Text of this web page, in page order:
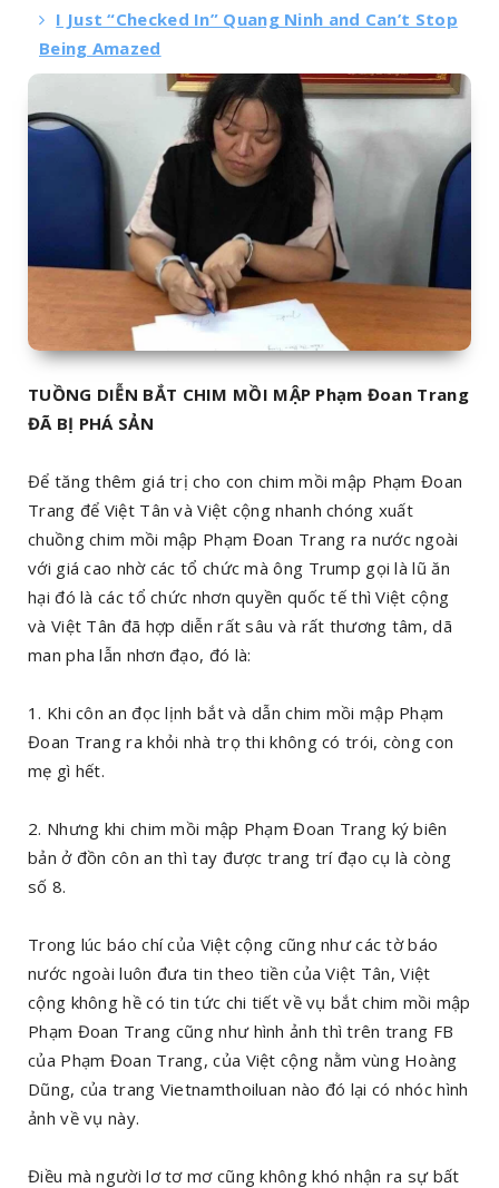
I Just “Checked In” Quang Ninh and Can’t Stop
Being Amazed
TUỒNG DIỄN BẮT CHIM MỒI MẬP Phạm Đoan Trang
ĐÃ BỊ PHÁ SẢN
Để tăng thêm giá trị cho con chim mồi mập Phạm Đoan
Trang để Việt Tân và Việt cộng nhanh chóng xuất
chuồng chim mồi mập Phạm Đoan Trang ra nước ngoài
với giá cao nhờ các tổ chức mà ông Trump gọi là lũ ăn
hại đó là các tổ chức nhơn quyền quốc tế thì Việt cộng
và Việt Tân đã hợp diễn rất sâu và rất thương tâm, dã
man pha lẫn nhơn đạo, đó là:
1. Khi côn an đọc lịnh bắt và dẫn chim mồi mập Phạm
Đoan Trang ra khỏi nhà trọ thi không có trói, còng con
mẹ gì hết.
2. Nhưng khi chim mồi mập Phạm Đoan Trang ký biên
bản ở đồn côn an thì tay được trang trí đạo cụ là còng
số 8.
Trong lúc báo chí của Việt cộng cũng như các tờ báo
nước ngoài luôn đưa tin theo tiền của Việt Tân, Việt
cộng không hề có tin tức chi tiết về vụ bắt chim mồi mập
Phạm Đoan Trang cũng như hình ảnh thì trên trang FB
của Phạm Đoan Trang, của Việt cộng nằm vùng Hoàng
Dũng, của trang Vietnamthoiluan nào đó lại có nhóc hình
ảnh về vụ này.
Điều mà người lơ tơ mơ cũng không khó nhận ra sự bất